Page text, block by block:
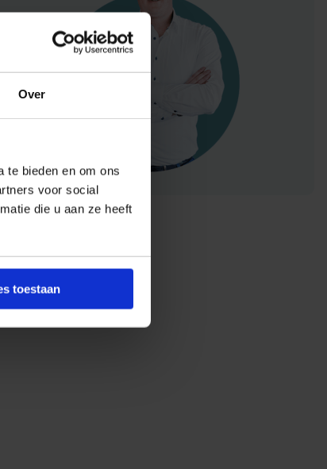
Over
te bieden en om ons
voor social
die u aan ze heeft
toestaan